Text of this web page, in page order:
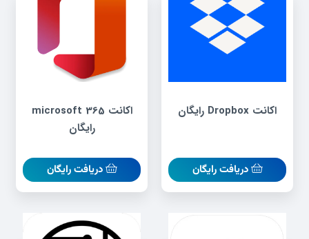
اکانت Dropbox رایگان
دریافت رایگان
اکانت microsoft 365
رایگان
دریافت رایگان